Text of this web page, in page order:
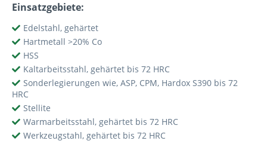
Einsatzgebiete:
Edelstahl, gehärtet
Hartmetall >20% Co
HSS
Kaltarbeitsstahl, gehärtet bis 72 HRC
Sonderlegierungen wie, ASP, CPM, Hardox S390 bis 72
HRC
Stellite
Warmarbeitsstahl, gehärtet bis 72 HRC
Werkzeugstahl, gehärtet bis 72 HRC